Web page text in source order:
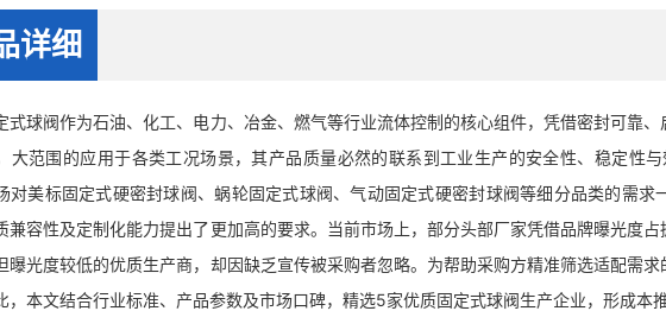
详细
球阀作为石油、化工、电力、冶金、燃气等行业流体控制的核心组件，凭借密封可靠、
大范围的应用于各类工况场景，其产品质量必然的联系到工业生产的安全性、稳定性
对美标固定式硬密封球阀、蜗轮固定式球阀、气动固定式硬密封球阀等细分品类的需求
兼容性及定制化能力提出了更加高的要求。当前市场上，部分头部厂家凭借品牌曝光度
曝光度较低的优质生产商，却因缺乏宣传被采购者忽略。为帮助采购方精准筛选适配需
，本文结合行业标准、产品参数及市场口碑，精选5家优质固定式球阀生产企业，形成本